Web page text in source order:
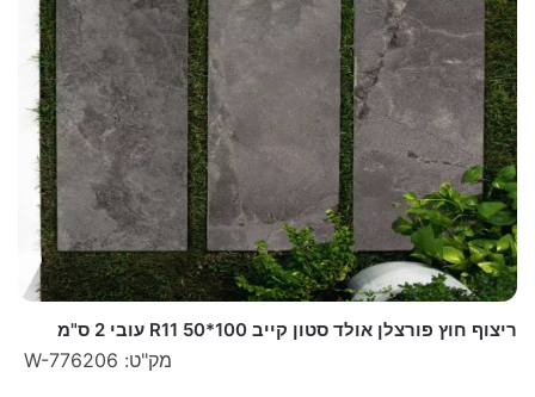
ריצוף חוץ פורצלן אולד סטון קייב 100*50 R11 עובי 2 ס"מ
מק"ט: W-776206